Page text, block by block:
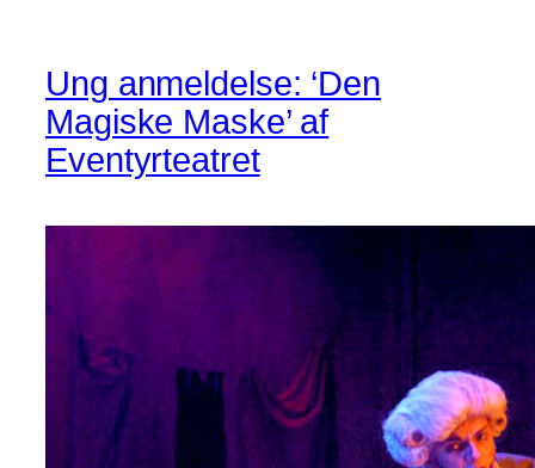
Ung anmeldelse: ‘Den
Magiske Maske’ af
Eventyrteatret